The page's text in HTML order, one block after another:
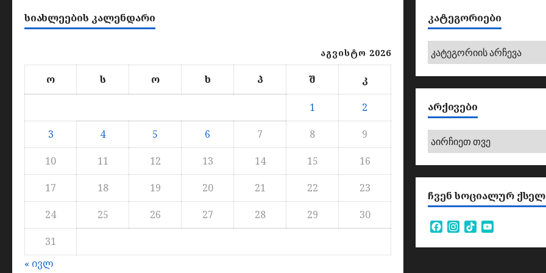
ᲡᲘᲐᲮᲚᲔᲔᲑᲘᲡ ᲙᲐᲚᲔᲜᲓᲐᲠᲘ
აგვისტო 2026
ო ს ო ხ პ შ კ
1
2
3
4 5 6 7 8
9
10
11 12 13 14 15
16
17
18 19 20 21 22
23
24
25 26 27 28 29
30
31
« ივლ
ᲙᲐᲢᲔᲒᲝᲠᲘᲔᲑᲘ
კატეგორიები
ᲐᲠᲥᲘᲕᲔᲑᲘ
არქივები
ᲩᲕᲔᲜ ᲡᲝᲪᲘᲐᲚᲣᲠ
Facebook
Instagram
TikTok